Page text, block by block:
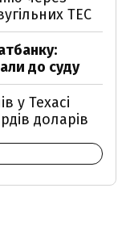
ТЕС
до суду
у Техасі
доларів